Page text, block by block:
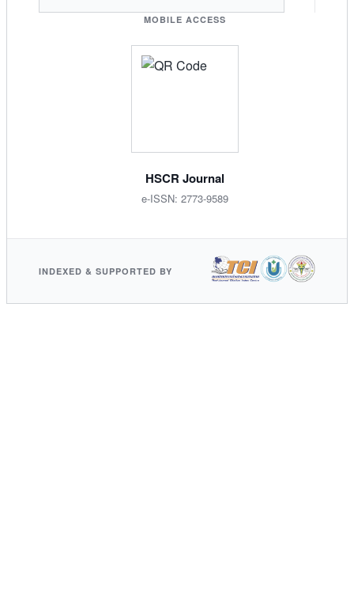
MOBILE ACCESS
HSCR Journal
e-ISSN: 2773-9589
INDEXED & SUPPORTED BY